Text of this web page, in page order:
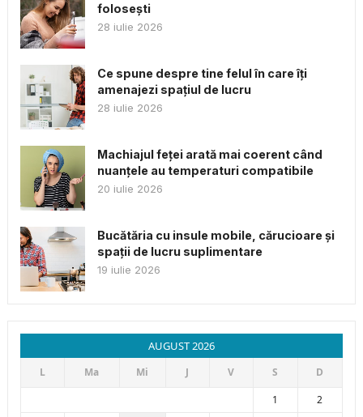
folosești
28 iulie 2026
Ce spune despre tine felul în care îți
amenajezi spațiul de lucru
28 iulie 2026
Machiajul feței arată mai coerent când
nuanțele au temperaturi compatibile
20 iulie 2026
Bucătăria cu insule mobile, cărucioare și
spații de lucru suplimentare
19 iulie 2026
AUGUST 2026
L Ma Mi J V S
D
1
2